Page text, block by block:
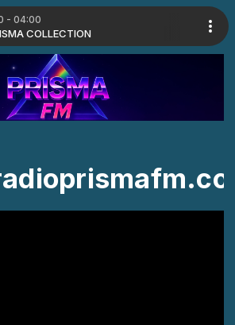
- 04:00
COLLECTION
Eu quero ver o oco
& CAÇÕES com DUDU FRANÇA